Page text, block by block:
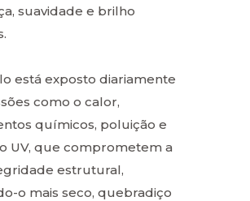
suavidade e brilho
está exposto diariamente
como o calor,
químicos, poluição e
UV, que comprometem a
estrutural,
o mais seco, quebradiço